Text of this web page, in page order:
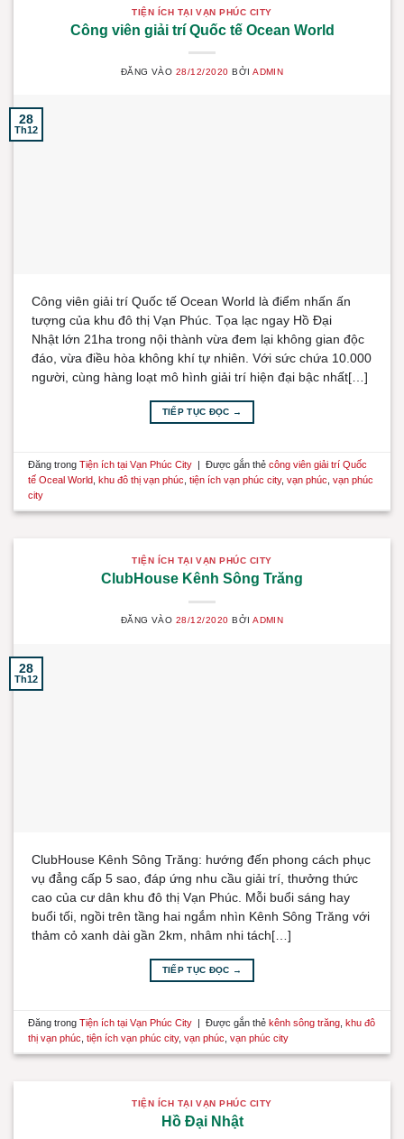
TIỆN ÍCH TẠI VẠN PHÚC CITY
Công viên giải trí Quốc tế Ocean World
ĐĂNG VÀO 28/12/2020 BỞIADMIN
28
Th12
Công viên giải trí Quốc tế Ocean World là điểm nhấn ấn
tượng của khu đô thị Vạn Phúc. Tọa lạc ngay Hồ Đại
Nhật lớn 21ha trong nội thành vừa đem lại không gian độc
đáo, vừa điều hòa không khí tự nhiên. Với sức chứa 10.000
người, cùng hàng loạt mô hình giải trí hiện đại bậc nhất[…]
TIẾP TỤC ĐỌC →
Đăng trongTiện ích tại Vạn Phúc City Được gắn thẻcông viên giải trí Quốc
tế Oceal World, khu đô thị vạn phúc,tiện ích vạn phúc city,vạn phúc,vạn phúc
city
TIỆN ÍCH TẠI VẠN PHÚC CITY
ClubHouse Kênh Sông Trăng
ĐĂNG VÀO 28/12/2020 BỞIADMIN
28
Th12
ClubHouse Kênh Sông Trăng: hướng đến phong cách phục
vụ đẳng cấp 5 sao, đáp ứng nhu cầu giải trí, thưởng thức
cao của cư dân khu đô thị Vạn Phúc. Mỗi buổi sáng hay
buổi tối, ngồi trên tầng hai ngắm nhìn Kênh Sông Trăng với
thảm cỏ xanh dài gần 2km, nhâm nhi tách[…]
TIẾP TỤC ĐỌC →
Đăng trongTiện ích tại Vạn Phúc City Được gắn thẻ kênh sông trăng khu đô
thị vạn phúc ,tiện ích vạn phúc city,vạn phúc ,vạn phúc city
TIỆN ÍCH TẠI VẠN PHÚC CITY
Hồ Đại Nhật